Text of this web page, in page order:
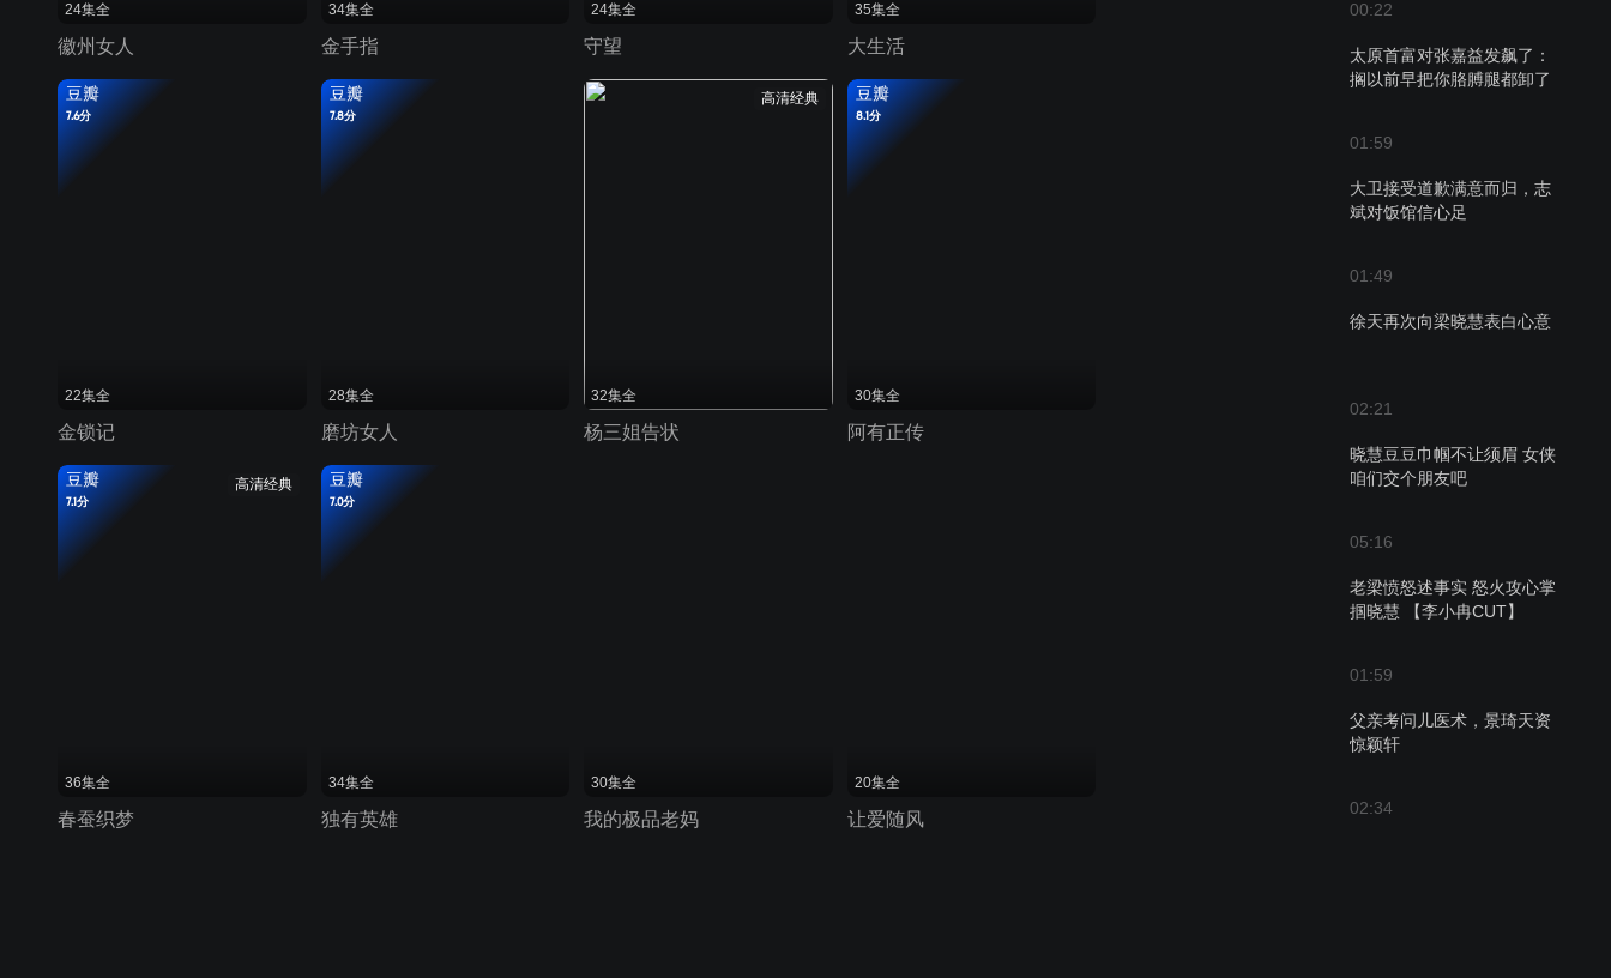
00:22
太原首富对张嘉益发飙了：
搁以前早把你胳膊腿都卸了
01:59
大卫接受道歉满意而归，志
斌对饭馆信心足
01:49
徐天再次向梁晓慧表白心意
02:21
晓慧豆豆巾帼不让须眉 女侠
咱们交个朋友吧
05:16
老梁愤怒述事实 怒火攻心掌
掴晓慧 【李小冉CUT】
01:59
父亲考问儿医术，景琦天资
惊颖轩
02:34
24集全
徽州女人
34集全
金手指
24集全
守望
35集全
大生活
豆瓣
7.6分
22集全
金锁记
豆瓣
7.8分
28集全
磨坊女人
高清经典
32集全
杨三姐告状
豆瓣
8.1分
30集全
阿有正传
高清经典
豆瓣
7.1分
36集全
春蚕织梦
豆瓣
7.0分
34集全
独有英雄
30集全
我的极品老妈
20集全
让爱随风